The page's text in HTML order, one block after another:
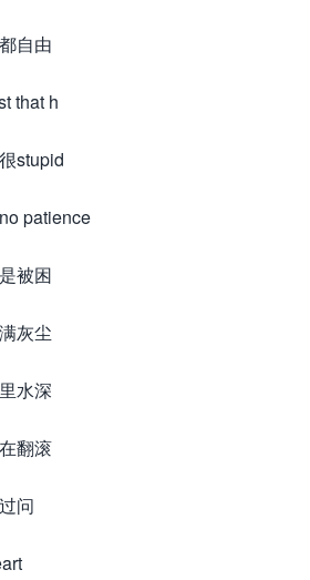
自由
that h
stupid
patience
被困
灰尘
水深
翻滚
问